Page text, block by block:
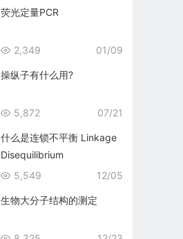
荧光定量PCR
01/09
2,349
操纵子有什么用?
07/21
5,872
什么是连锁不平衡 Linkage
Disequilibrium
12/05
5,549
生物大分子结构的测定